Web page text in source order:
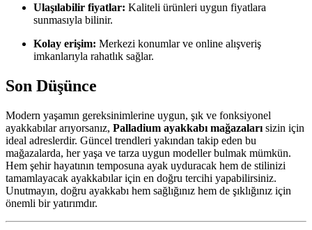
Ulaşılabilir fiyatlar: Kaliteli ürünleri uygun fiyatlara
sunmasıyla bilinir.
Kolay erişim: Merkezi konumlar ve online alışveriş
imkanlarıyla rahatlık sağlar.
Son Düşünce
Modern yaşamın gereksinimlerine uygun, şık ve fonksiyonel
ayakkabılar arıyorsanız, Palladium ayakkabı mağazaları sizin için
ideal adreslerdir. Güncel trendleri yakından takip eden bu
mağazalarda, her yaşa ve tarza uygun modeller bulmak mümkün.
Hem şehir hayatının temposuna ayak uyduracak hem de stilinizi
tamamlayacak ayakkabılar için en doğru tercihi yapabilirsiniz.
Unutmayın, doğru ayakkabı hem sağlığınız hem de şıklığınız için
önemli bir yatırımdır.